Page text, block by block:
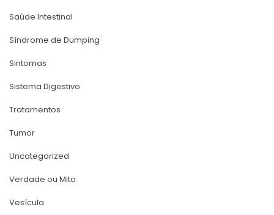
Saúde Intestinal
Síndrome de Dumping
Sintoma
Sistema Digestivo
Tratamento
Tumor
Uncategorized
Verdade ou Mito
Vesícula